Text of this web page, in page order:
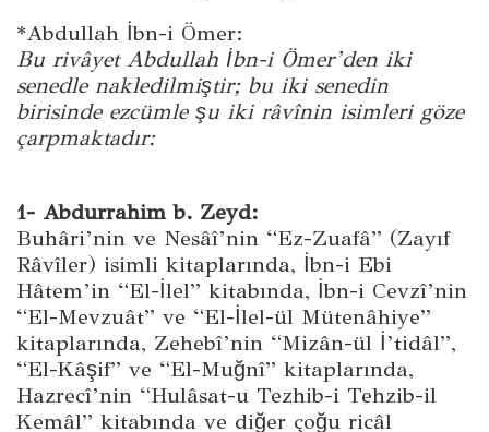
*Abdullah İbn-i Ömer:
Bu rivâyet Abdullah İbn-i Ömer’den iki
senedle nakledilmiştir; bu iki senedin
birisinde ezcümle şu iki râvînin isimleri göze
çarpmaktadır:
1- Abdurrahim b. Zeyd:
Buhâri’nin ve Nesâî’nin “Ez-Zuafâ” (Zayıf
Râvîler) isimli kitaplarında, İbn-i Ebi
Hâtem’in “El-İlel” kitabında, İbn-i Cevzî’nin
“El-Mevzuât” ve “El-İlel-ül Mütenâhiye”
kitaplarında, Zehebî’nin “Mizân-ül İ’tidâl”,
“El-Kâşif” ve “El-Muğnî” kitaplarında,
Hazrecî’nin “Hulâsat-u Tezhib-i Tehzib-il
Kemâl” kitabında ve diğer çoğu ricâl